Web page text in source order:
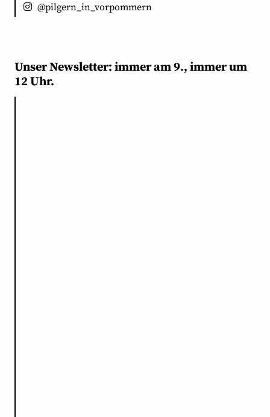
@pilgern_in_vorpommern
Unser Newsletter: immer am 9., immer um
12 Uhr.